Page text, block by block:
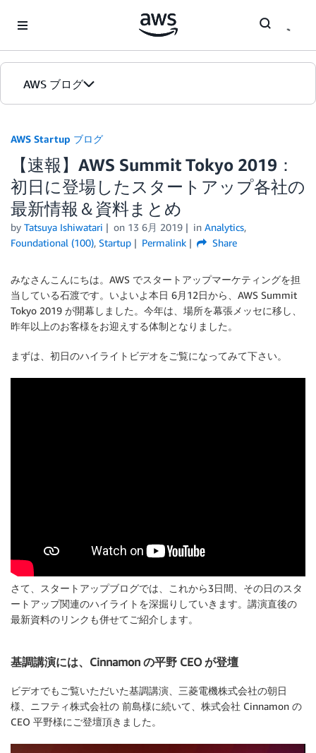
AWS ブログ
カテゴリ
エディション
AWS Startup ブログ
【速報】AWS Summit Tokyo 2019：
初日に登場したスタートアップ各社の
最新情報＆資料まとめ
by Tatsuya Ishiwatari on 13 6月 2019 in Analytics,
Foundational (100), Startup Permalink Share
みなさんこんにちは。AWS でスタートアップマーケティングを担
当している石渡です。いよいよ本日 6月12日から、AWS Summit
Tokyo 2019 が開幕しました。今年は、場所を幕張メッセに移し、
昨年以上のお客様をお迎えする体制となりました。
まずは、初日のハイライトビデオをご覧になってみて下さい。
さて、スタートアップブログでは、これから3日間、その日のスタ
ートアップ関連のハイライトを深掘りしていきます。講演直後の
最新資料のリンクも併せてご紹介します。
基調講演には、Cinnamon の平野 CEO が登壇
ビデオでもご覧いただいた基調講演、三菱電機株式会社の朝日
様、ニフティ株式会社の 前島様に続いて、株式会社 Cinnamon の
CEO 平野様にご登壇頂きました。